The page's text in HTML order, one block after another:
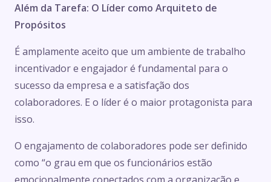
Além da Tarefa: O Líder como Arquiteto de
Propósitos
É amplamente aceito que um ambiente de trabalho
incentivador e engajador é fundamental para o
sucesso da empresa e a satisfação dos
colaboradores. E o líder é o maior protagonista para
isso.
O engajamento de colaboradores pode ser definido
como “o grau em que os funcionários estão